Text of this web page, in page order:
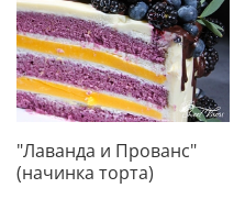
"Лаванда и Прованс"
(начинка торта)